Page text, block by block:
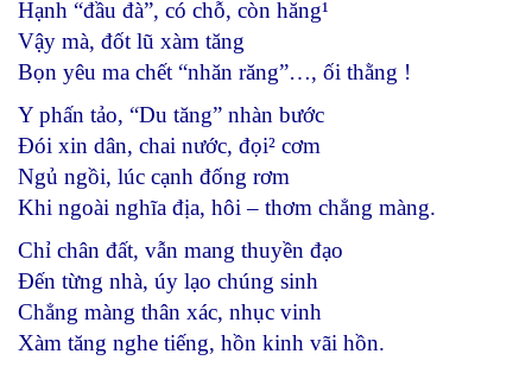
Hạnh “đầu đà”, có chỗ, còn hăng¹
Vậy mà, đốt lũ xàm tăng
Bọn yêu ma chết “nhăn răng”…, ối thằng !
Y phấn tảo, “Du tăng” nhàn bước
Đói xin dân, chai nước, đọi² cơm
Ngủ ngồi, lúc cạnh đống rơm
Khi ngoài nghĩa địa, hôi – thơm chẳng màng.
Chỉ chân đất, vẫn mang thuyền đạo
Đến từng nhà, úy lạo chúng sinh
Chẳng màng thân xác, nhục vinh
Xàm tăng nghe tiếng, hồn kinh vãi hồn.